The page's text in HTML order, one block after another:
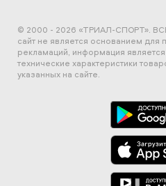
© 2000 - 2026 «ТРИАЛ-СПОРТ».
сайт не является основанием для
рекламаций, информация
технические характеристики
указанных на сайте.